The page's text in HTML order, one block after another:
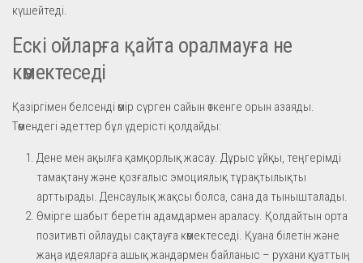
күшейтеді.
Ескі ойларға қайта оралмауға не
көмектеседі
Қазіргімен белсенді өмір сүрген сайын өткенге орын азаяды.
Төмендегі әдеттер бұл үдерісті қолдайды:
Дене мен ақылға қамқорлық жасау. Дұрыс ұйқы, теңгерімді
тамақтану және қозғалыс эмоциялық тұрақтылықты
арттырады. Денсаулық жақсы болса, сана да тынышталады.
Өмірге шабыт беретін адамдармен араласу. Қолдайтын орта
позитивті ойлауды сақтауға көмектеседі. Қуана білетін және
жаңа идеяларға ашық жандармен байланыс – рухани қуаттың